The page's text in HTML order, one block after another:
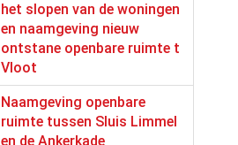
het slopen van de woningen
en naamgeving nieuw
ontstane openbare ruimte t
Vloot
Naamgeving openbare
ruimte tussen Sluis Limmel
en de Ankerkade